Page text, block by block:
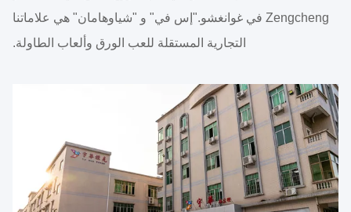
Zengcheng في غوانغشو."إس في" و "شياوهامان" هي علاماتنا
التجارية المستقلة للعب الورق وألعاب الطاولة.